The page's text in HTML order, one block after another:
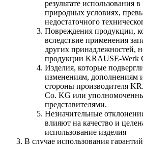
результате использования
природных условиях,
недостаточного
Повреждения продукции,
вследствие применения
других принадлежностей,
продукции KRAUSE-Werk
Изделия, которые
изменениям, дополнениям
стороны производителя
Со. KG или
представителями.
Незначительные
влияют на качество и
использование изделия
В случае использования